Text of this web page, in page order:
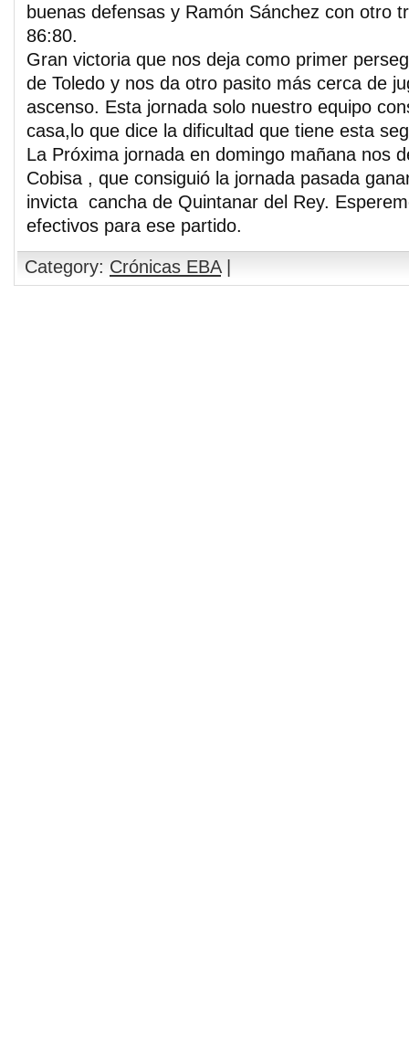
buenas defensas y Ramón Sánchez con otro
86:80.
Gran victoria que nos deja como primer
de Toledo y nos da otro pasito más cerca de
ascenso. Esta jornada solo nuestro equipo
casa,lo que dice la dificultad que tiene esta
La Próxima jornada en domingo mañana nos
Cobisa , que consiguió la jornada pasada
invicta cancha de Quintanar del Rey.
efectivos para ese partido.
Category: Crónicas EBA|